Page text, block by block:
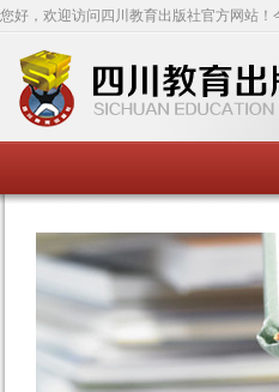
您好，欢迎访问四川教育出版社官方网站！